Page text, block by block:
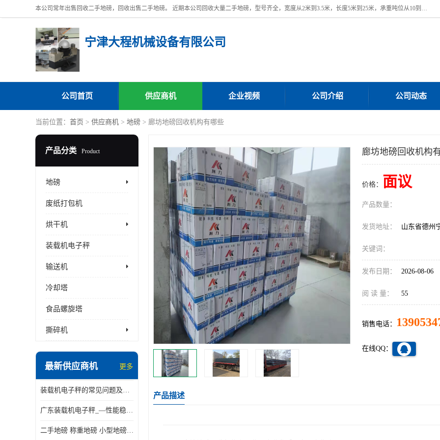
本公司常年出售回收二手地磅，回收出售二手地磅。 近期本公司回收大量二手地磅，型号齐全，宽度从2米到3.5米，长度5米到25米，承重吨位从10到200吨，成色7—9成新。 ? 使用年限6个月至2年，产品来源于个人闲置品，工矿企业停用品，因小换大而来。 精准度和新的一样， 二手地磅是内行人的选择，打个电话就省钱朋友您好等什么
宁津大程机械设备有限公司
公司首页 供应商机 企业视频 公司介绍 公司动态
当前位置： 首页 > 供应商机 > 地磅 > 廊坊地磅回收机构有哪些
产品分类 Product
地磅
废纸打包机
烘干机
装载机电子秤
输送机
冷却塔
食品螺旋塔
撕碎机
最新供应商机 更多
装载机电子秤的常见问题及解决方法介绍
广东装载机电子秤_—性能稳定—操作简单—品质可靠
二手地磅 称重地磅 小型地磅 一百吨地磅
廊坊地磅回收机构
价格： 面议
产品数量：
发货地址： 山东省德州
关键词：
发布日期： 2026-08-06
阅 读 量： 55
销售电话：
在线QQ：
产品描述